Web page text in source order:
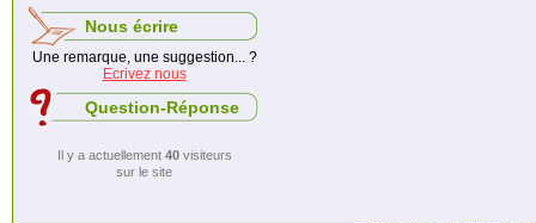
Nous écrire
Une remarque, une suggestion... ?
Ecrivez nous
Question-Réponse
Il y a actuellement 40visiteurs
sur le site